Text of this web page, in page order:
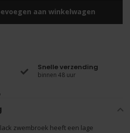
aan winkelwagen
Snelle verzending
binnen 48 uur
zwembroek heeft een lage